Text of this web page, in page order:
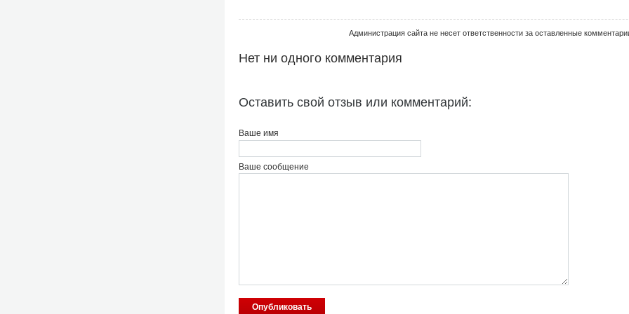
Администрация сайта не несет ответственности за оставленные
Нет ни одного комментария
Оставить свой отзыв или комментарий:
Ваше имя
Ваше сообщение